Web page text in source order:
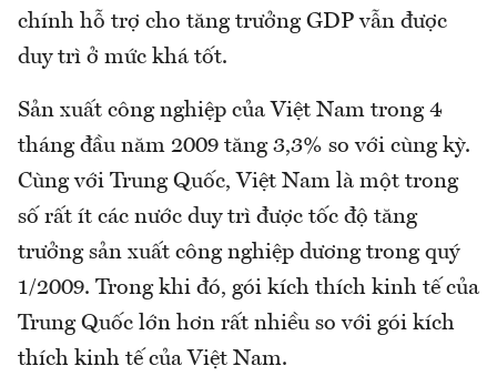
chính hỗ trợ cho tăng trưởng GDP vẫn được
duy trì ở mức khá tốt.
Sản xuất công nghiệp của Việt Nam trong 4
tháng đầu năm 2009 tăng 3,3% so với cùng kỳ.
Cùng với Trung Quốc, Việt Nam là một trong
số rất ít các nước duy trì được tốc độ tăng
trưởng sản xuất công nghiệp dương trong quý
1/2009. Trong khi đó, gói kích thích kinh tế của
Trung Quốc lớn hơn rất nhiều so với gói kích
thích kinh tế của Việt Nam.